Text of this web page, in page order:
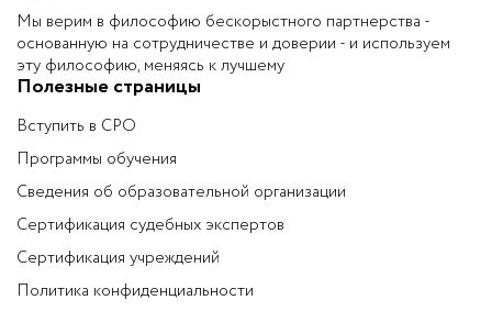
Мы верим в философию бескорыстного партнерства -
основанную на сотрудничестве и доверии - и используем
эту философию, меняясь к лучшему
Полезные страницы
Вступить в СРО
Программы обучения
Сведения об образовательной организации
Сертификация судебных экспертов
Сертификация учреждений
Политика конфиденциальности